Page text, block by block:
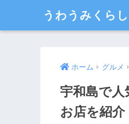
うわうみくらし
ホーム グルメ
宇和島で
お店を紹介